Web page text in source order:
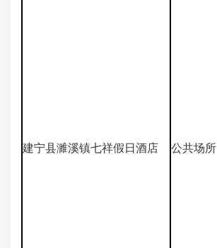
建宁县濉溪镇七祥假日酒店 公共场所